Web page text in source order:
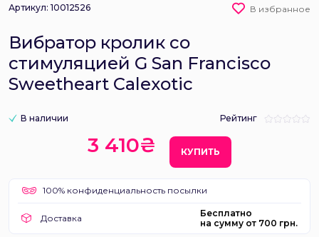
Артикул: 10012526 В избранное
Вибратор кролик со
стимуляцией G San Francisco
Sweetheart Calexotic
В наличии Рейтинг
3 410₴ КУПИТЬ
100% конфиденциальность посылки
Доставка
Бесплатно
на сумму от 700 грн.